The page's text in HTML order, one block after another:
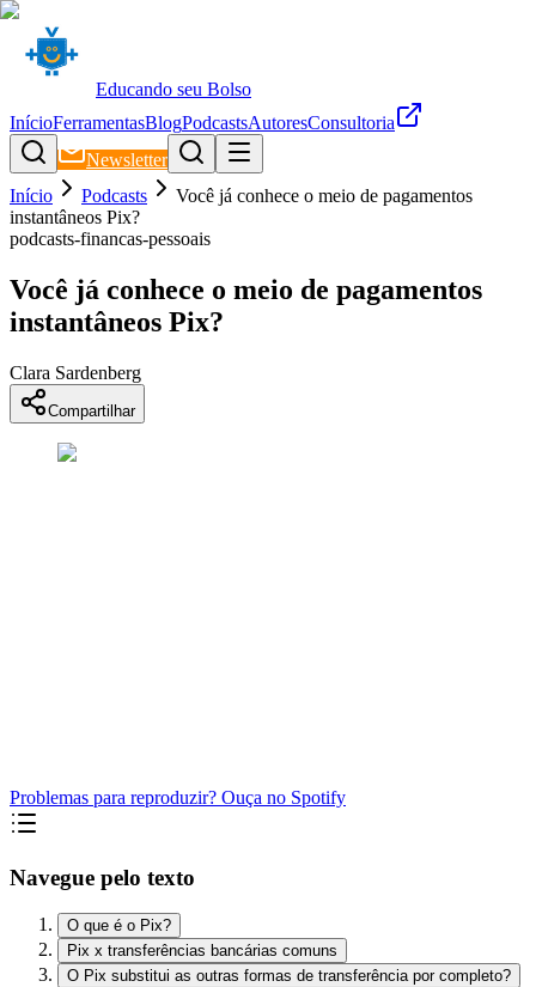
Educando seu Bolso
InícioFerramentasBlogPodcastsAutoresConsultoria
Newsletter
Início
Podcasts
Você já conhece o meio de pagamentos
instantâneos Pix?
podcasts-financas-pessoais
Você já conhece o meio de pagamentos
instantâneos Pix?
Clara Sardenberg
Compartilhar
Problemas para reproduzir? Ouça no Spotify
Navegue pelo texto
O que é o Pix?
Pix x transferências bancárias comuns
O Pix substitui as outras formas de transferência por completo?